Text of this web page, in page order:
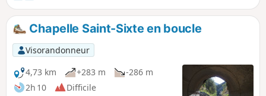
Chapelle Saint-Sixte en boucle
Visorandonneur
4,73 km
+283 m
-286 m
2h 10
Difficile